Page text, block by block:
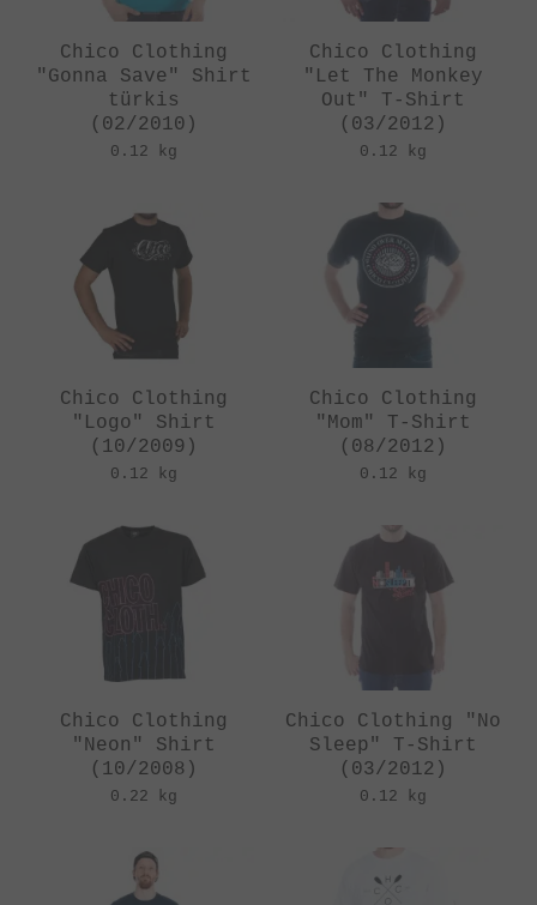
Chico Clothing
"Gonna Save" Shirt
türkis
(02/2010)
0.12 kg
Chico Clothing
"Let The Monkey
Out" T-Shirt
(03/2012)
0.12 kg
Chico Clothing
"Logo" Shirt
(10/2009)
0.12 kg
Chico Clothing
"Mom" T-Shirt
(08/2012)
0.12 kg
Chico Clothing
"Neon" Shirt
(10/2008)
0.22 kg
Chico Clothing "No
Sleep" T-Shirt
(03/2012)
0.12 kg